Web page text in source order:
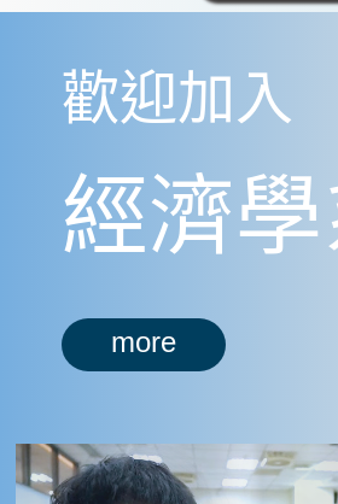
歡迎加入
經濟
more